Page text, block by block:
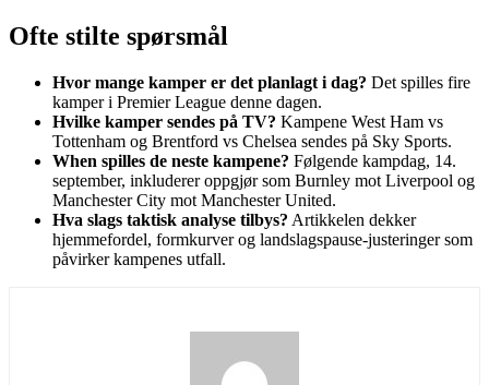
Ofte stilte spørsmål
Hvor mange kamper er det planlagt i dag? Det spilles fire
kamper i Premier League denne dagen.
Hvilke kamper sendes på TV? Kampene West Ham vs
Tottenham og Brentford vs Chelsea sendes på Sky Sports.
When spilles de neste kampene? Følgende kampdag, 14.
september, inkluderer oppgjør som Burnley mot Liverpool og
Manchester City mot Manchester United.
Hva slags taktisk analyse tilbys? Artikkelen dekker
hjemmefordel, formkurver og landslagspause-justeringer som
påvirker kampenes utfall.